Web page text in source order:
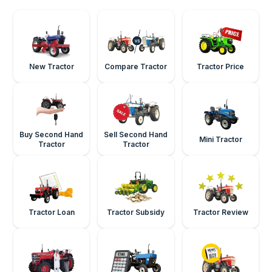
New Tractor Compare Tractor Tractor Price
Buy Second Hand
Tractor
Sell Second Hand
Tractor
Mini Tractor
Tractor Loan Tractor Subsidy Tractor Review